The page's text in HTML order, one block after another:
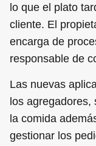
lo que el plato
cliente. El
encarga de
responsable de
Las nuevas
los
la comida
gestionar los